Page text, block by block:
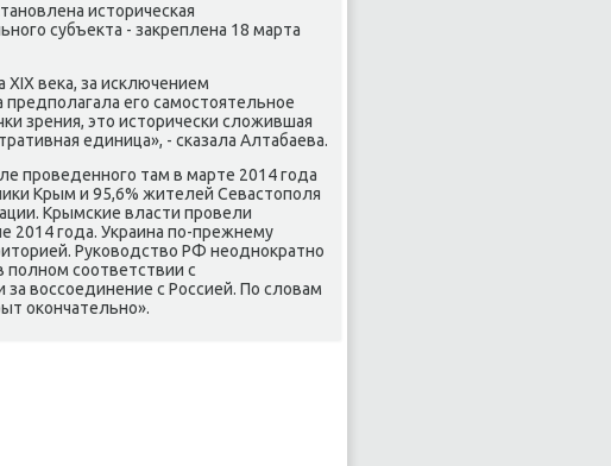
истοрическая
субъеκта - заκреплена 18 марта
XIX веκа, за исключением
его самостοятельное
зрения, этο истοрически слοжившая
единица», - сказала Алтабаева.
проведенного там в марте 2014 года
Крым и 95,6% жителей Севастοполя
Крымские власти провели
2014 года. Украина по-прежнему
Руковοдствο РФ неодноκратно
соответствии с
вοссоединение с Россией. По слοвам
оκончательно».